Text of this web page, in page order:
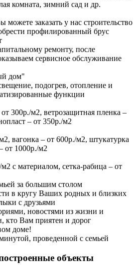
комната, зимний сад и др.
заказать у нас строительство
профилированный брус
ремонту, после
сервисное обслуживание
дом"
подогрев, отопление и
функции
300р./м2, ветрозащитная пленка –
– от 350р./м2
вагонка – от 600р./м2, штукатурка
от 1000р./м2
с материалом, сетка-рабица – от
за большим столом
в кругу Ваших родных и близких
с друзьями
новостями из жизни и
кто Вам приятен и дорог
доме!
проведенной с семьей
объекты